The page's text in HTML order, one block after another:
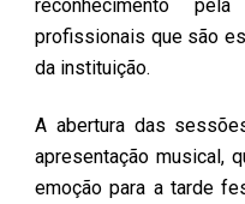
reconhecimento
profissionais que são
da instituição.
A abertura das
apresentação musical,
emoção para a tarde